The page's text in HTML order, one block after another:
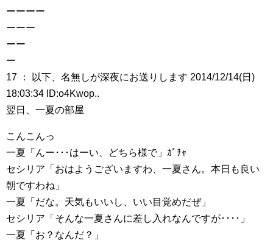
ーーーー
ーーー
ーー
ー
17 ： 以下、名無しが深夜にお送りします 2014/12/14(日)
18:03:34 ID:o4Kwop..
翌日、一夏の部屋
こんこんっ
一夏「んー･･･はーい、どちら様で」ｶﾞﾁｬ
セシリア「おはようございますわ、一夏さん。本日も良い
朝ですわね」
一夏「だな。天気もいいし、いい目覚めだぜ」
セシリア「そんな一夏さんに差し入れなんですが････」
一夏「お？なんだ？」